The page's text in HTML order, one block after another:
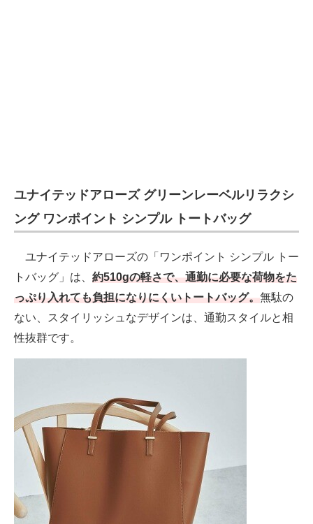
ユナイテッドアローズ グリーンレーベルリラクシ
ング ワンポイント シンプル トートバッグ
ユナイテッドアローズの「ワンポイント シンプル トー
トバッグ」は、 約510gの軽さで、通勤に必要な荷物をた
っぷり入れても負担になりにくいトートバッグ。無駄の
ない、スタイリッシュなデザインは、通勤スタイルと相
性抜群です。